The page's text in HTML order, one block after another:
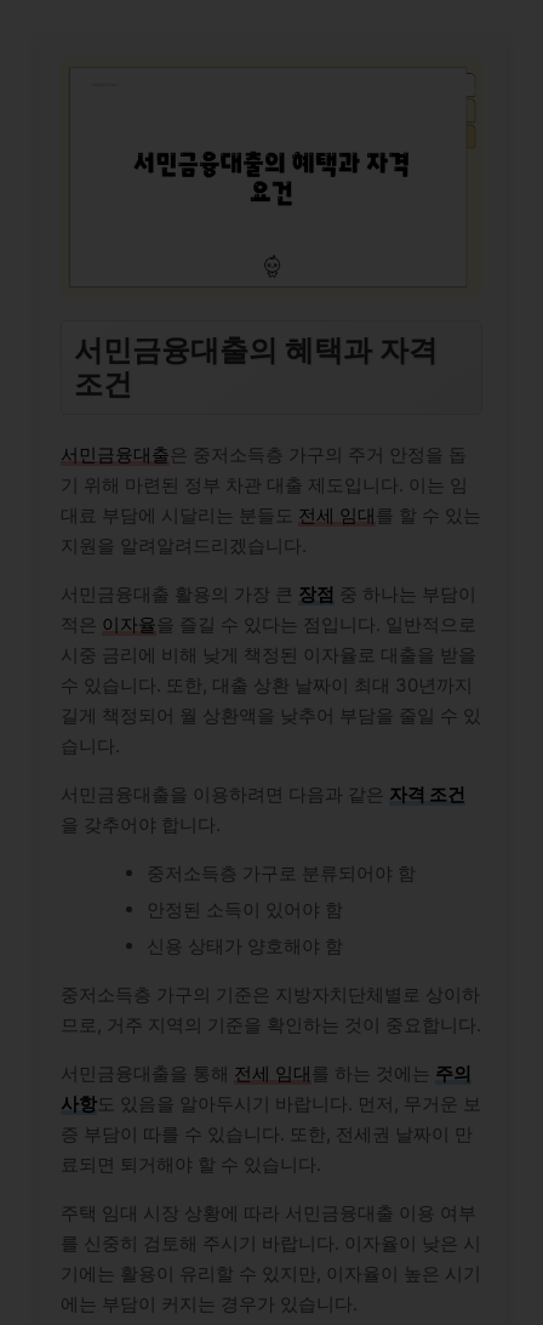
서민금융대출의 혜택과 자격
조건
서민금융대출은 중저소득층 가구의 주거 안정을 돕
기 위해 마련된 정부 차관 대출 제도입니다. 이는 임
대료 부담에 시달리는 분들도 전세 임대를 할 수 있는
지원을 알려알려드리겠습니다.
서민금융대출 활용의 가장 큰 장점 중 하나는 부담이
적은 이자율을 즐길 수 있다는 점입니다. 일반적으로
시중 금리에 비해 낮게 책정된 이자율로 대출을 받을
수 있습니다. 또한, 대출 상환 날짜이 최대 30년까지
길게 책정되어 월 상환액을 낮추어 부담을 줄일 수 있
습니다.
서민금융대출을 이용하려면 다음과 같은 자격 조건
을 갖추어야 합니다.
중저소득층 가구로 분류되어야 함
안정된 소득이 있어야 함
신용 상태가 양호해야 함
중저소득층 가구의 기준은 지방자치단체별로 상이하
므로, 거주 지역의 기준을 확인하는 것이 중요합니다.
서민금융대출을 통해 전세 임대를 하는 것에는 주의
사항도 있음을 알아두시기 바랍니다. 먼저, 무거운 보
증 부담이 따를 수 있습니다. 또한, 전세권 날짜이 만
료되면 퇴거해야 할 수 있습니다.
주택 임대 시장 상황에 따라 서민금융대출 이용 여부
를 신중히 검토해 주시기 바랍니다. 이자율이 낮은 시
기에는 활용이 유리할 수 있지만, 이자율이 높은 시기
에는 부담이 커지는 경우가 있습니다.